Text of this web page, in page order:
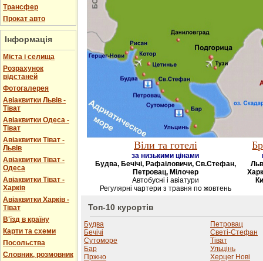
Трансфер
Прокат авто
Інформація
Міста і селища
Розрахунок
відстаней
Фотогалерея
Авіаквитки Львів -
Тіват
Авіаквитки Одеса -
Тіват
Авіаквитки Тіват -
Львів
Авіаквитки Тіват -
Одеса
Авіаквитки Тіват -
Харків
Авіаквитки Харків -
Тіват
В'їзд в країну
Карти та схеми
Посольства
Словник, розмовник
Віли та готелі
за низькими цінами
Будва, Бечічі, Рафаіловичи, Св.Стефан,
Петровац, Мілочер
Автобусні і авіатури
Регулярні чартери з травня по жовтень
Топ-10 курортів
Будва
Бечічі
Сутоморе
Бар
Пржно
Петровац
Светі-Стефан
Тіват
Ульцінь
Херцег Нові